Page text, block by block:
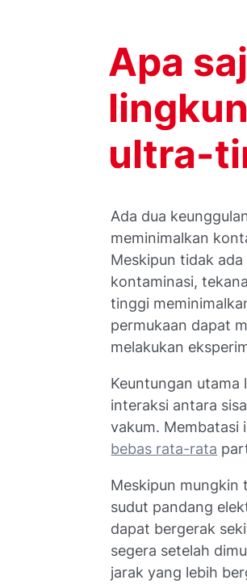
Apa
ultra-
Ada dua
meminimalkan
Meskipun tidak
kontaminasi,
tinggi
permukaan dapat
melakukan
Keuntungan utama
interaksi antara
vakum. Membatasi
bebas rata-rata
Meskipun mungkin
sudut pandang
dapat bergerak
segera setelah
jarak yang lebih